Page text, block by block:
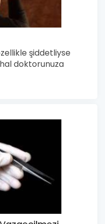
şiddetliyse
doktorunuza